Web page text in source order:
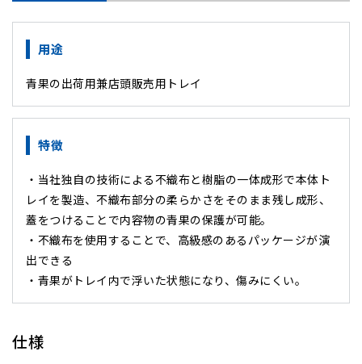
用途
青果の出荷用兼店頭販売用トレイ
特徴
・当社独自の技術による不織布と樹脂の一体成形で本体ト
レイを製造、不織布部分の柔らかさをそのまま残し成形、
蓋をつけることで内容物の青果の保護が可能。
・不織布を使用することで、高級感のあるパッケージが演
出できる
・青果がトレイ内で浮いた状態になり、傷みにくい。
仕様